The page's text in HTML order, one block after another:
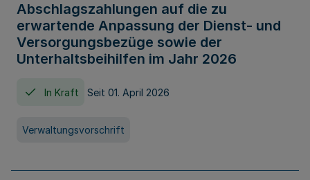
Abschlagszahlungen auf die zu
erwartende Anpassung der Dienst- und
Versorgungsbezüge sowie der
Unterhaltsbeihilfen im Jahr 2026
In Kraft Seit 01. April 2026
Verwaltungsvorschrift